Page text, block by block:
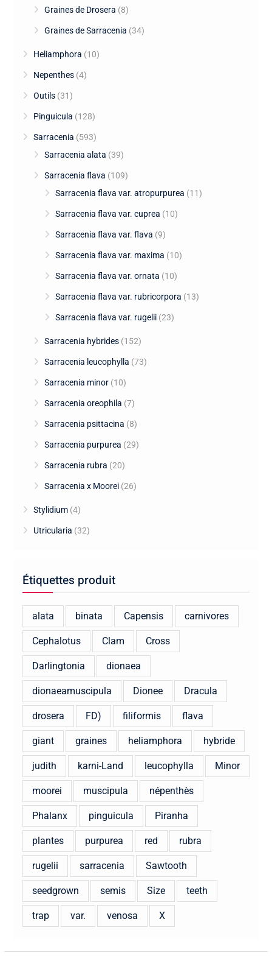
Graines de Drosera (8)
Graines de Sarracenia (34)
Heliamphora (10)
Nepenthes (4)
Outils (31)
Pinguicula (128)
Sarracenia (593)
Sarracenia alata (39)
Sarracenia flava (109)
Sarracenia flava var. atropurpurea (11)
Sarracenia flava var. cuprea (10)
Sarracenia flava var. flava (9)
Sarracenia flava var. maxima (10)
Sarracenia flava var. ornata (10)
Sarracenia flava var. rubricorpora (13)
Sarracenia flava var. rugelii (23)
Sarracenia hybrides (152)
Sarracenia leucophylla (73)
Sarracenia minor (10)
Sarracenia oreophila (7)
Sarracenia psittacina (8)
Sarracenia purpurea (29)
Sarracenia rubra (20)
Sarracenia x Moorei (26)
Stylidium (4)
Utricularia (32)
Étiquettes produit
alata binata Capensis carnivores
Cephalotus Clam Cross
Darlingtonia dionaea
dionaeamuscipula Dionee Dracula
drosera FD) filiformis flava
giant graines heliamphora hybride
judith karni-Land leucophylla Minor
moorei muscipula népenthès
Phalanx pinguicula Piranha
plantes purpurea red rubra
rugelii sarracenia Sawtooth
seedgrown semis Size teeth
trap var. venosa X